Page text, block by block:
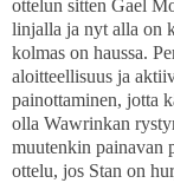
ottelun sitten Gael
linjalla ja nyt alla on
kolmas on haussa.
aloitteellisuus ja
painottaminen, jotta
olla Wawrinkan
muutenkin painavan
ottelu, jos Stan on